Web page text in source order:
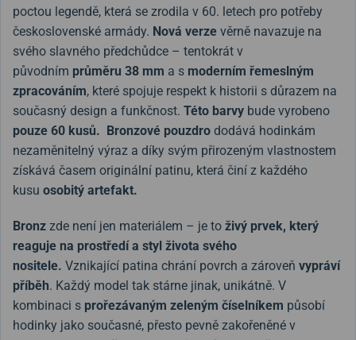
poctou legendě, která se zrodila v 60. letech pro potřeby
československé armády. Nová verze věrně navazuje na
svého slavného předchůdce – tentokrát v
původním průměru 38 mm a s moderním řemeslným
zpracováním, které spojuje respekt k historii s důrazem na
současný design a funkčnost. Této barvy bude vyrobeno
pouze 60 kusů. Bronzové pouzdro dodává hodinkám
nezaměnitelný výraz a díky svým přirozeným vlastnostem
získává časem originální patinu, která činí z každého
kusu osobitý artefakt.
Bronz zde není jen materiálem – je to živý prvek, který
reaguje na prostředí a styl života svého
nositele. Vznikající patina chrání povrch a zároveň vypráví
příběh. Každý model tak stárne jinak, unikátně. V
kombinaci s prořezávaným zeleným číselníkem působí
hodinky jako současné, přesto pevně zakořeněné v